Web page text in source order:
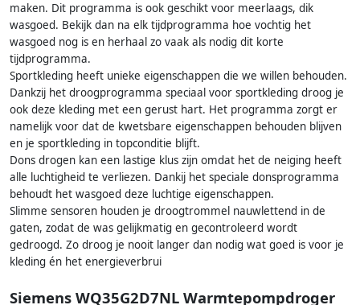
maken. Dit programma is ook geschikt voor meerlaags, dik
wasgoed. Bekijk dan na elk tijdprogramma hoe vochtig het
wasgoed nog is en herhaal zo vaak als nodig dit korte
tijdprogramma.
Sportkleding heeft unieke eigenschappen die we willen behouden.
Dankzij het droogprogramma speciaal voor sportkleding droog je
ook deze kleding met een gerust hart. Het programma zorgt er
namelijk voor dat de kwetsbare eigenschappen behouden blijven
en je sportkleding in topconditie blijft.
Dons drogen kan een lastige klus zijn omdat het de neiging heeft
alle luchtigheid te verliezen. Dankij het speciale donsprogramma
behoudt het wasgoed deze luchtige eigenschappen.
Slimme sensoren houden je droogtrommel nauwlettend in de
gaten, zodat de was gelijkmatig en gecontroleerd wordt
gedroogd. Zo droog je nooit langer dan nodig wat goed is voor je
kleding én het energieverbrui
Siemens WQ35G2D7NL Warmtepompdroger